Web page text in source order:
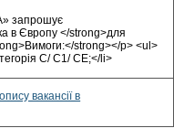
запрошує
в Європу </strong>для
strong></p> <ul>
С/ С1/ CE;</li>
вакансії в